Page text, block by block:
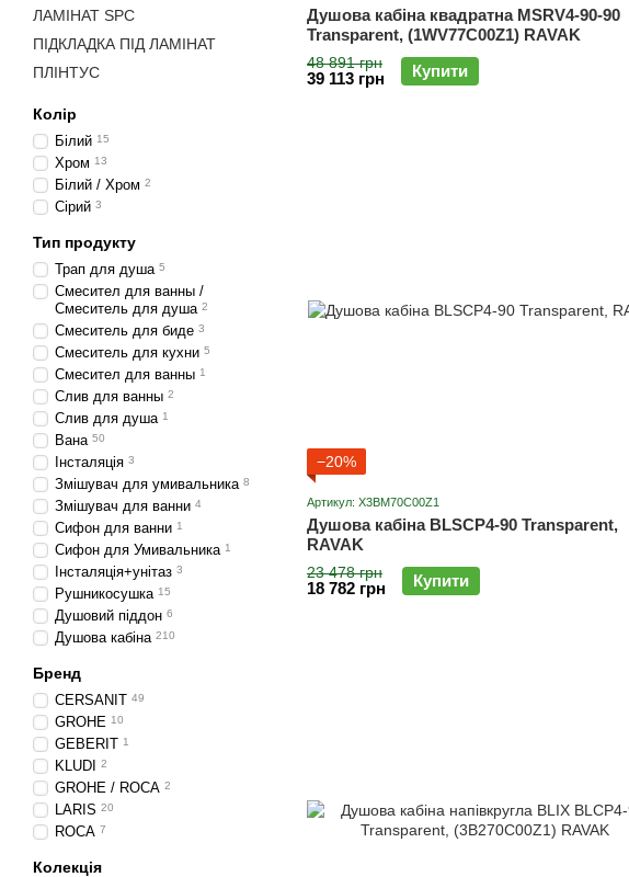
Душова кабіна квадратна MSRV4-90-90
Transparent, (1WV77C00Z1) RAVAK
48 891 грн
39 113 грн Купити
−20%
Артикул: X3BM70C00Z1
Душова кабіна BLSCP4-90 Transparent,
RAVAK
23 478 грн
18 782 грн Купити
ЛАМІНАТ SPC
ПІДКЛАДКА ПІД ЛАМІНАТ
ПЛІНТУС
Колір
Білий 15
Хром 13
Білий / Хром 2
Сірий 3
Тип продукту
Трап для душа 5
Смесител для ванны /
Смеситель для душа 2
Смеситель для биде 3
Смеситель для кухни 5
Смесител для ванны 1
Слив для ванны 2
Слив для душа 1
Вана 50
Інсталяція 3
Змішувач для умивальника 8
Змішувач для ванни 4
Сифон для ванни 1
Сифон для Умивальника 1
Інсталяція+унітаз 3
Рушникосушка 15
Душовий піддон 6
Душова кабіна 210
Бренд
CERSANIT 49
GROHE 10
GEBERIT 1
KLUDI 2
GROHE / ROCA 2
LARIS 20
ROCA 7
Колекція